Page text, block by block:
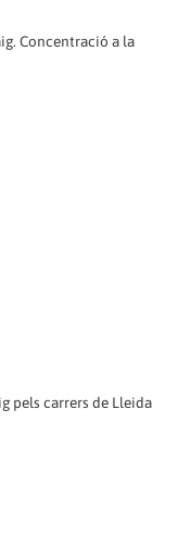
Concentració a la
pels carrers de Lleida